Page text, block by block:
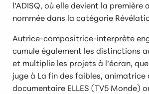
l’ADISQ, où elle devient la
nommée dans la catégorie
Autrice-compositrice-interprète
cumule également les distinctions
et multiplie les projets à l’écran,
juge à La fin des faibles, animatrice
documentaire ELLES (TV5 Monde)